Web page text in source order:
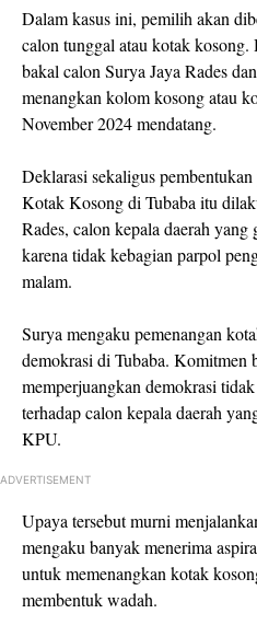
Dalam kasus ini, pemilih akan
calon tunggal atau kotak
bakal calon Surya Jaya Rades
menangkan kolom kosong atau
November 2024 mendatang.
Deklarasi sekaligus
Kotak Kosong di Tubaba itu
Rades, calon kepala daerah
karena tidak kebagian parpol
malam.
Surya mengaku pemenangan
demokrasi di Tubaba. Komitmen
memperjuangkan demokrasi
terhadap calon kepala daerah
KPU.
ADVERTISEMENT
Upaya tersebut murni
mengaku banyak menerima
untuk memenangkan kotak
membentuk wadah.